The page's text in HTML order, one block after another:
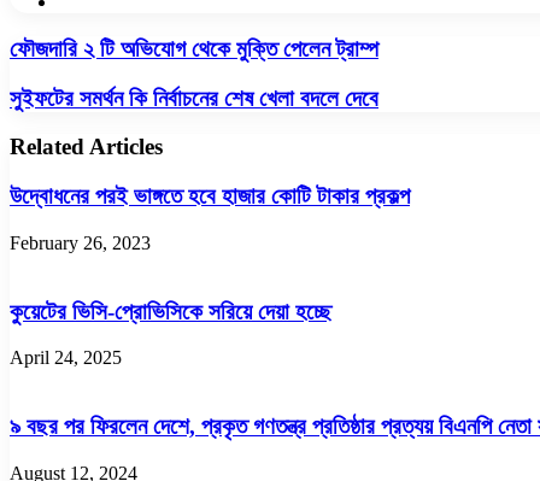
ফৌজদারি
টি
অভিযোগ
মুক্তি
ট্রাম্প
ফৌজদারি ২ টি অভিযোগ থেকে মুক্তি পেলেন ট্রাম্প
সুইফটের
সমর্থন
কি
নির্বাচনের
শেষ
খেলা
দেবে
সুইফটের সমর্থন কি নির্বাচনের শেষ খেলা বদলে দেবে
Related Articles
উদ্বোধনের পরই ভাঙ্গতে হবে হাজার কোটি টাকার প্রকল্প
February 26, 2023
কুয়েটের ভিসি-প্রোভিসিকে সরিয়ে দেয়া হচ্ছে
April 24, 2025
৯ বছর পর ফিরলেন দেশে, প্রকৃত গণতন্ত্র প্রতিষ্ঠার প্রত্যয় বিএনপি নেতা
August 12, 2024